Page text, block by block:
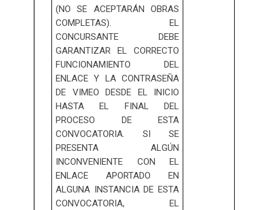
(NO SE ACEPTARÁN OBRAS
COMPLETAS). EL
CONCURSANTE DEBE
GARANTIZAR EL CORRECTO
FUNCIONAMIENTO DEL
ENLACE Y LA CONTRASEÑA
DE VIMEO DESDE EL INICIO
HASTA EL FINAL DEL
PROCESO DE ESTA
CONVOCATORIA. SI SE
PRESENTA ALGÚN
INCONVENIENTE CON EL
ENLACE APORTADO EN
ALGUNA INSTANCIA DE ESTA
CONVOCATORIA, EL